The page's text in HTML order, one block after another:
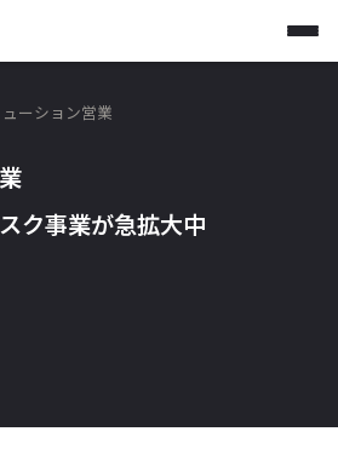
ーション営業
ク事業が急拡大中